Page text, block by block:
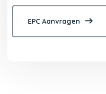
EPC Aanvragen